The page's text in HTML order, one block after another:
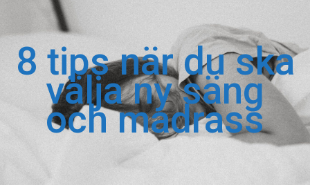
8 tips när du ska
välja ny säng
och madrass